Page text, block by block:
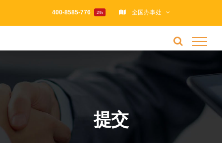
400-8585-776 24h 全国办事处
提交